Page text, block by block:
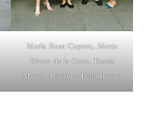
María Rosa Cepero, Marta
Rivera de la Cruz, Tomás
Marco Aragón y Pepa Bueno